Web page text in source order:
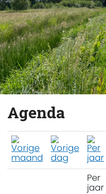
Agenda
Per
jaar